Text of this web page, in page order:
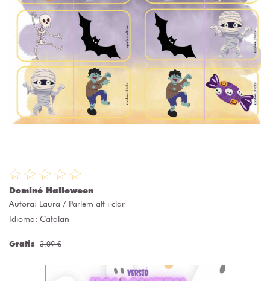
Dominó Halloween
Autora: Laura / Parlem alt i clar
Idioma: Catalan
Gratis 3.09 €